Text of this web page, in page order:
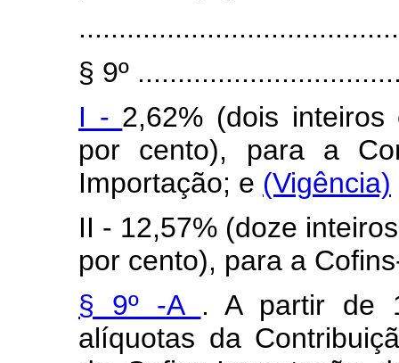
§ 9º
I - 2,62% (dois
por cento), para a
Importação; e (Vigência)
II - 12,57% (doze
por cento), para a
§ 9º -A . A partir de
alíquotas da